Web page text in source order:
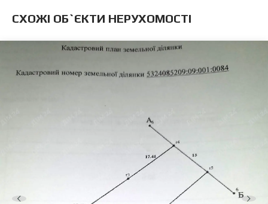
CХОЖІ ОБ`ЄКТИ НЕРУХОМОСТІ